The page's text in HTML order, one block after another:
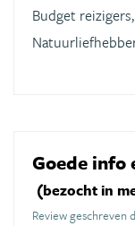
Budget reizigers,
Goede info
(bezocht in
Review geschreven